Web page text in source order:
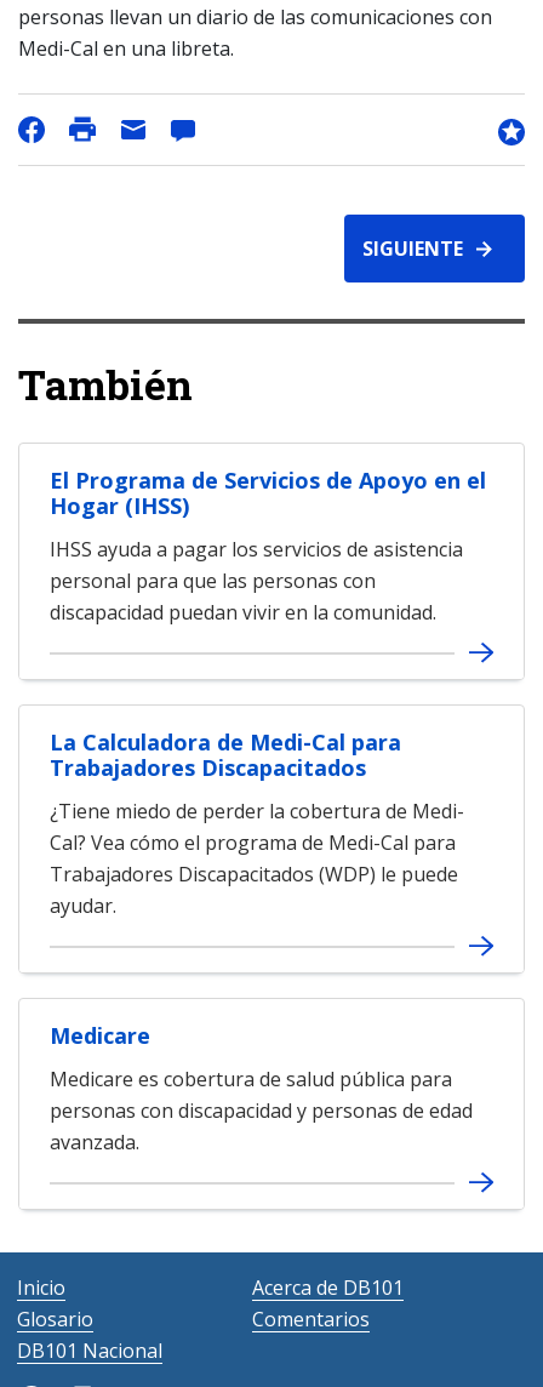
personas llevan un diario de las comunicaciones con
Medi-Cal en una libreta.
SIGUIENTE
También
El Programa de Servicios de Apoyo en el
Hogar (IHSS)
IHSS ayuda a pagar los servicios de asistencia
personal para que las personas con
discapacidad puedan vivir en la comunidad.
La Calculadora de Medi-Cal para
Trabajadores Discapacitados
¿Tiene miedo de perder la cobertura de Medi-
Cal? Vea cómo el programa de Medi-Cal para
Trabajadores Discapacitados (WDP) le puede
ayudar.
Medicare
Medicare es cobertura de salud pública para
personas con discapacidad y personas de edad
avanzada.
Inicio
Acerca de DB101
Glosario
Comentarios
DB101 Nacional